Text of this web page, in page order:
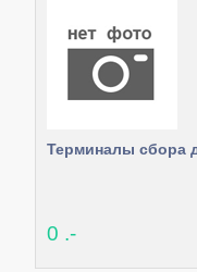
Терминалы сбора
0 .-